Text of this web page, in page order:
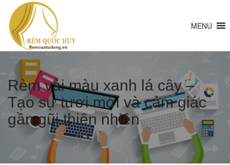
MENU
Rèm vải màu xanh lá cây –
Tạo sự tươi mới và cảm giác
gần gũi thiên nhiên